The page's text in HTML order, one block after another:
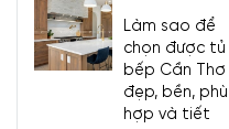
Làm sao để
chọn được tủ
bếp Cần Thơ
đẹp, bền, phù
hợp và tiết